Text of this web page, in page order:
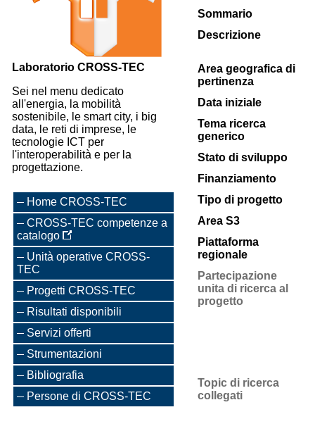
Laboratorio CROSS-TEC
Sei nel menu dedicato
all'energia, la mobilità
sostenibile, le smart city, i big
data, le reti di imprese, le
tecnologie ICT per
l'interoperabilità e per la
progettazione.
Home CROSS-TEC
CROSS-TEC competenze a
catalogo
Unità operative CROSS-
TEC
Progetti CROSS-TEC
Risultati disponibili
Servizi offerti
Strumentazioni
Bibliografia
Persone di CROSS-TEC
Sommario
Descrizione
Area geografica di
pertinenza
Data iniziale
Tema ricerca
generico
Stato di sviluppo
Finanziamento
Tipo di progetto
Area S3
Piattaforma
regionale
Partecipazione
unita di ricerca al
progetto
Topic di ricerca
collegati